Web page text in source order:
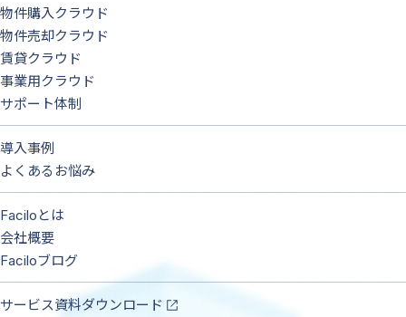
物件購入クラウド
物件売却クラウド
賃貸クラウド
事業用クラウド
サポート体制
導入事例
よくあるお悩み
Faciloとは
会社概要
Faciloブログ
サービス資料ダウンロード